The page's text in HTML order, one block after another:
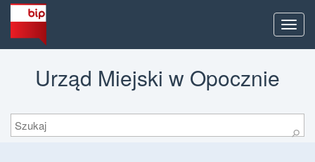
Menu
Urząd Miejski w Opocznie
Szukaj
⚲